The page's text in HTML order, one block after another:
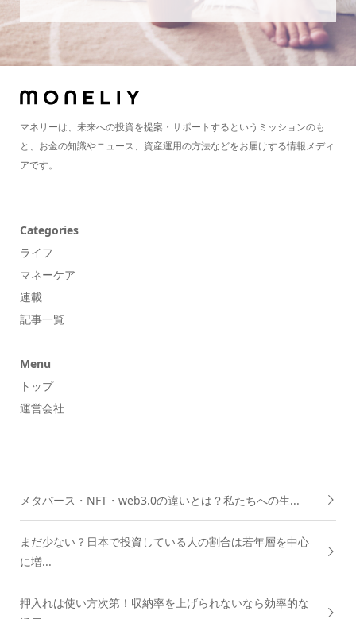
マネリーは、未来への投資を提案・サポートするというミッションのも
と、お金の知識やニュース、資産運用の方法などをお届けする情報メディ
アです。
Categories
ライフ
マネーケア
連載
記事一覧
Menu
トップ
運営会社
メタバース・NFT・web3.0の違いとは？私たちへの生...
まだ少ない？日本で投資している人の割合は若年層を中心
に増...
押入れは使い方次第！収納率を上げられないなら効率的な